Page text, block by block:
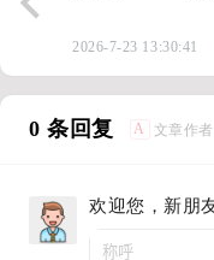
2026-7-23 13:30:41
0 条回复 A 文章作者
欢迎您，新朋